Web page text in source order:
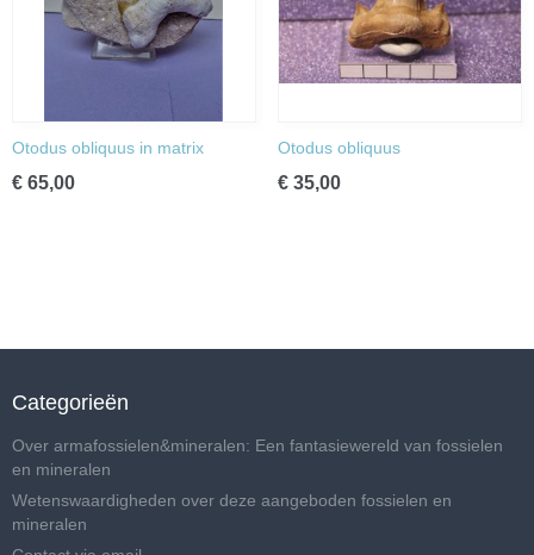
Otodus obliquus in matrix
€ 65,00
Otodus obliquus
€ 35,00
Categorieën
Over armafossielen&mineralen: Een fantasiewereld van fossielen
en mineralen
Wetenswaardigheden over deze aangeboden fossielen en
mineralen